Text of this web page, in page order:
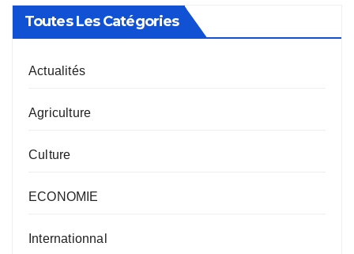
Toutes Les Catégories
Actualités
Agriculture
Culture
ECONOMIE
Internationnal